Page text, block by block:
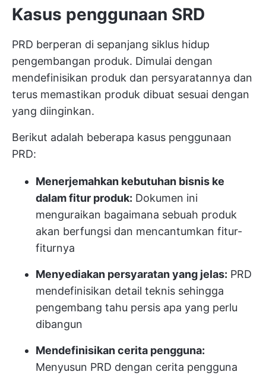
Kasus penggunaan SRD
PRD berperan di sepanjang siklus hidup
pengembangan produk. Dimulai dengan
mendefinisikan produk dan persyaratannya dan
terus memastikan produk dibuat sesuai dengan
yang diinginkan.
Berikut adalah beberapa kasus penggunaan
PRD:
Menerjemahkan kebutuhan bisnis ke
dalam fitur produk: Dokumen ini
menguraikan bagaimana sebuah produk
akan berfungsi dan mencantumkan fitur-
fiturnya
Menyediakan persyaratan yang jelas: PRD
mendefinisikan detail teknis sehingga
pengembang tahu persis apa yang perlu
dibangun
Mendefinisikan cerita pengguna:
Menyusun PRD dengan cerita pengguna